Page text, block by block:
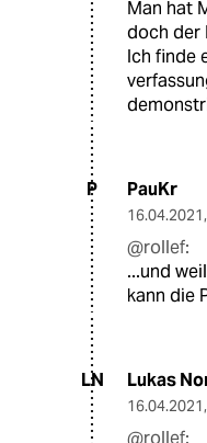
Man hat
doch der
Ich finde
P PauKr
16.04.2021,
@rollef:
...und
kann die
LN Lukas
16.04.2021,
@rollef: